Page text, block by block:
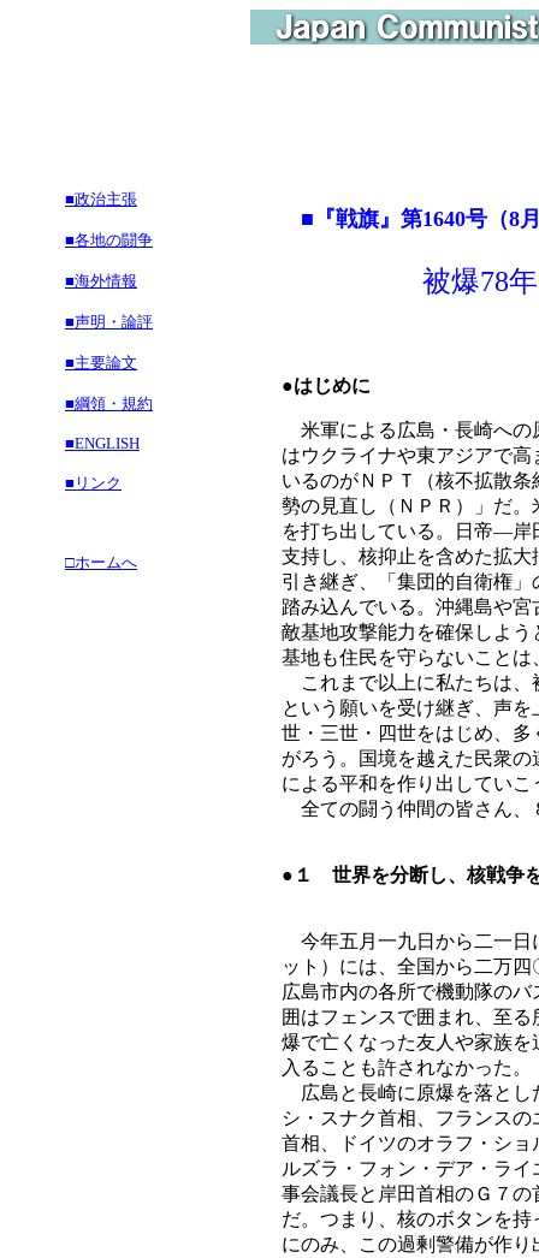
■政治主張
■各地の闘争
■海外情報
■声明・論評
■主要論文
■綱領・規約
■ENGLISH
■リンク
□ホームへ
■『戦旗』第1640号（8
被爆78
●はじめに
米軍による広島・長崎への
はウクライナや東アジアで
いるのがＮＰＴ（核不拡散
勢の見直し（ＮＰＲ）」だ
を打ち出している。日帝―岸
支持し、核抑止を含めた拡
引き継ぎ、「集団的自衛権
踏み込んでいる。沖縄島や
敵基地攻撃能力を確保しよ
基地も住民を守らないこと
これまで以上に私たちは
という願いを受け継ぎ、声
世・三世・四世をはじめ、
がろう。国境を越えた民衆
による平和を作り出していこ
全ての闘う仲間の皆さん、
●１ 世界を分断し、核戦争
今年五月一九日から二一日
ット）には、全国から二万
広島市内の各所で機動隊の
囲はフェンスで囲まれ、至
爆で亡くなった友人や家族
入ることも許されなかった。
広島と長崎に原爆を落とし
シ・スナク首相、フランス
首相、ドイツのオラフ・シ
ルズラ・フォン・デア・ラ
事会議長と岸田首相のＧ７
だ。つまり、核のボタンを
にのみ、この過剰警備が作り